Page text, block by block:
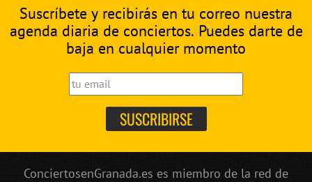
Suscríbete y recibirás en tu correo nuestra
agenda diaria de conciertos. Puedes darte de
baja en cualquier momento
ConciertosenGranada.es es miembro de la red de